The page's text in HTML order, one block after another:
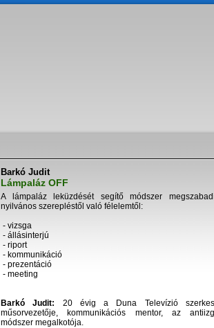
Barkó Judit
Lámpaláz OFF
A lámpaláz leküzdését segítő módszer
nyilvános szerepléstől való félelemtől:
- vizsga
- állásinterjú
- riport
- kommunikáció
- prezentáció
- meeting
Barkó Judit: 20 évig a Duna Televízió
műsorvezetője, kommunikációs mentor, az
módszer megalkotója.